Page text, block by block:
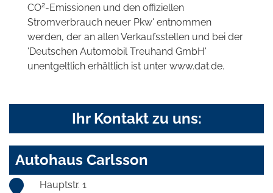
CO2-Emissionen und den offiziellen
Stromverbrauch neuer Pkw' entnommen
werden, der an allen Verkaufsstellen und bei der
'Deutschen Automobil Treuhand GmbH'
unentgeltlich erhältlich ist unter www.dat.de.
Ihr Kontakt zu uns:
Autohaus Carlsson
Hauptstr. 1